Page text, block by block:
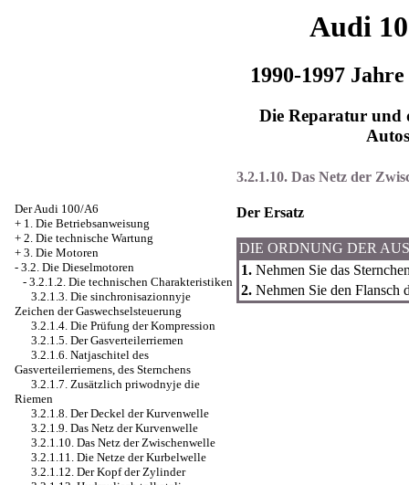
Audi
1990-1997
Die Reparatur und
Autos
Der Audi 100/A6
+ 1. Die Betriebsanweisung
+ 2. Die technische Wartung
+ 3. Die Motoren
- 3.2. Die Dieselmotoren
- 3.2.1.2. Die technischen Charakteristiken
3.2.1.3. Die sinchronisazionnyje
Zeichen der Gaswechselsteuerung
3.2.1.4. Die Prüfung der Kompression
3.2.1.5. Der Gasverteilerriemen
3.2.1.6. Natjaschitel des
Gasverteilerriemens, des Sternchens
3.2.1.7. Zusätzlich priwodnyje die
Riemen
3.2.1.8. Der Deckel der Kurvenwelle
3.2.1.9. Das Netz der Kurvenwelle
3.2.1.10. Das Netz der Zwischenwelle
3.2.1.11. Die Netze der Kurbelwelle
3.2.1.12. Der Kopf der Zylinder
3.2.1.10. Das Netz der
Der Ersatz
DIE ORDNUNG DER
1. Nehmen Sie das
2. Nehmen Sie den Flansch